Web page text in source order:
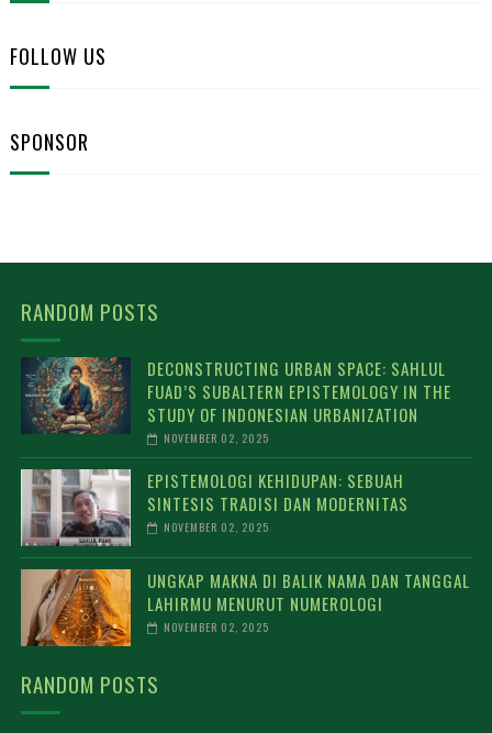
FOLLOW US
SPONSOR
RANDOM POSTS
DECONSTRUCTING URBAN SPACE: SAHLUL
FUAD’S SUBALTERN EPISTEMOLOGY IN THE
STUDY OF INDONESIAN URBANIZATION
NOVEMBER 02, 2025
EPISTEMOLOGI KEHIDUPAN: SEBUAH
SINTESIS TRADISI DAN MODERNITAS
NOVEMBER 02, 2025
UNGKAP MAKNA DI BALIK NAMA DAN TANGGAL
LAHIRMU MENURUT NUMEROLOGI
NOVEMBER 02, 2025
RANDOM POSTS